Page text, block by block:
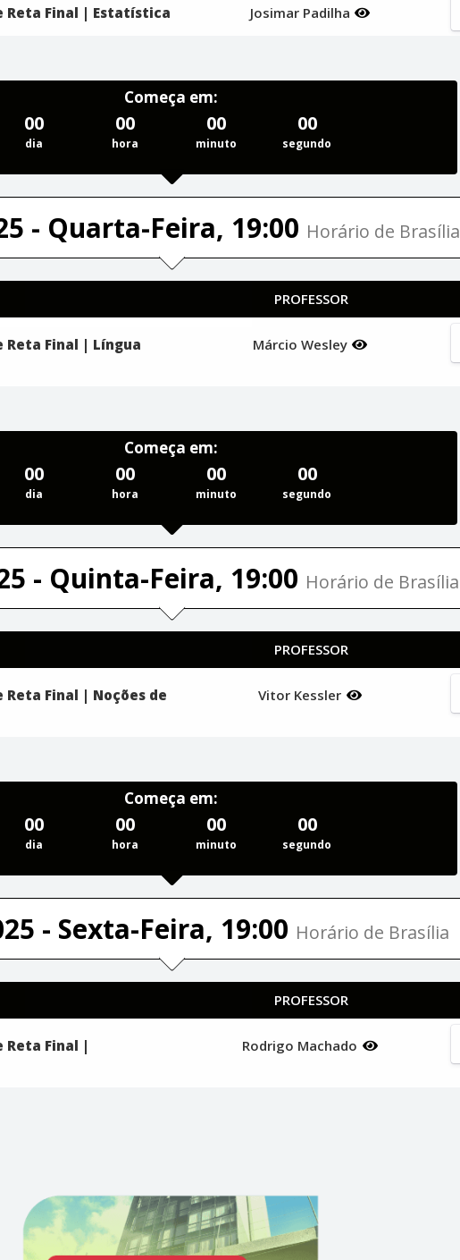
Reta Final | Estatística Josimar Padilha
Começa em:
00
dia
00
hora
00
minuto
00
segundo
- Quarta-Feira, 19:00 Horário de Brasília
PROFESSOR
Reta Final | Língua
Márcio Wesley
Começa em:
00
dia
00
hora
00
minuto
00
segundo
- Quinta-Feira, 19:00 Horário de Brasília
PROFESSOR
Reta Final | Noções de
Vitor Kessler
Começa em:
00
dia
00
hora
00
minuto
00
segundo
- Sexta-Feira, 19:00 Horário de Brasília
PROFESSOR
Reta Final |
Rodrigo Machado